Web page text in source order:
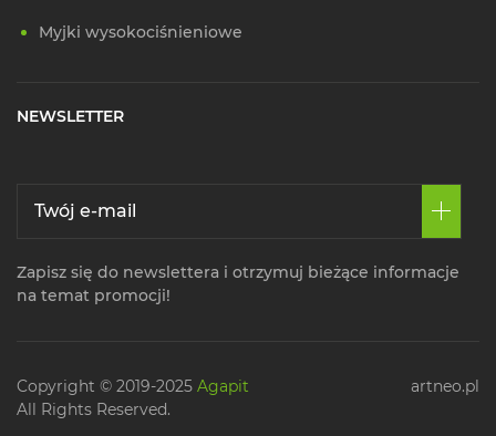
Myjki wysokociśnieniowe
NEWSLETTER
Zapisz się do newslettera i otrzymuj bieżące informacje
na temat promocji!
Copyright © 2019-2025 Agapit
All Rights Reserved.
artneo.pl